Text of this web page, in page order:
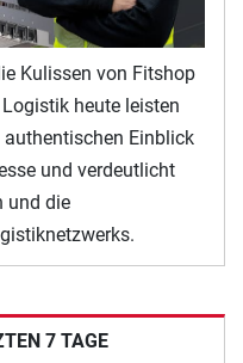
Kulissen von Fitshop
heute leisten
authentischen Einblick
und verdeutlicht
und die
7 TAGE